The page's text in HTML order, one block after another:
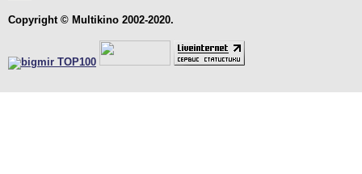
Copyright © Multikino 2002-2020.